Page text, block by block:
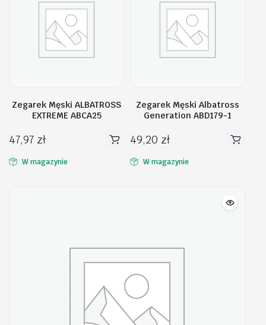
Zegarek Męski ALBATROSS
EXTREME ABCA25
47,97 zł
W magazynie
Zegarek Męski Albatross
Generation ABD179-1
49,20 zł
W magazynie